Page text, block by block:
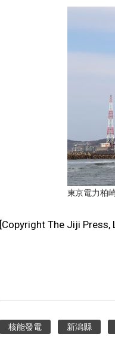
東京電力柏
[Copyright The Jiji Press,
核能發電 新潟縣